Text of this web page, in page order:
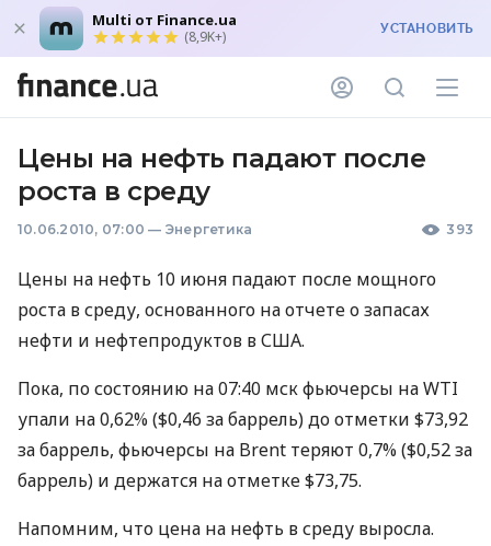
Multi от Finance.ua
(8,9K+) УСТАНОВИТЬ
Цены на нефть падают после
роста в среду
10.06.2010, 07:00 — Энергетика 393
Цены на нефть 10 июня падают после мощного
роста в среду, основанного на отчете о запасах
нефти и нефтепродуктов в США.
Пока, по состоянию на 07:40 мск фьючерсы на WTI
упали на 0,62% ($0,46 за баррель) до отметки $73,92
за баррель, фьючерсы на Brent теряют 0,7% ($0,52 за
баррель) и держатся на отметке $73,75.
Напомним, что цена на нефть в среду выросла.